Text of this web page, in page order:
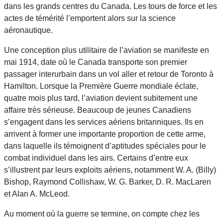
dans les grands centres du Canada. Les tours de force et les
actes de témérité l’emportent alors sur la science
aéronautique.
Une conception plus utilitaire de l’aviation se manifeste en
mai 1914, date où le Canada transporte son premier
passager interurbain dans un vol aller et retour de Toronto à
Hamilton. Lorsque la Première Guerre mondiale éclate,
quatre mois plus tard, l’aviation devient subitement une
affaire très sérieuse. Beaucoup de jeunes Canadiens
s’engagent dans les services aériens britanniques. Ils en
arrivent à former une importante proportion de cette arme,
dans laquelle ils témoignent d’aptitudes spéciales pour le
combat individuel dans les airs. Certains d’entre eux
s’illustrent par leurs exploits aériens, notamment W. A. (Billy)
Bishop, Raymond Collishaw, W. G. Barker, D. R. MacLaren
et Alan A. McLeod.
Au moment où la guerre se termine, on compte chez les